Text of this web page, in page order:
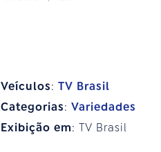
Veículos: TV Brasil
Categorias: Variedades
Exibição em: TV Brasil